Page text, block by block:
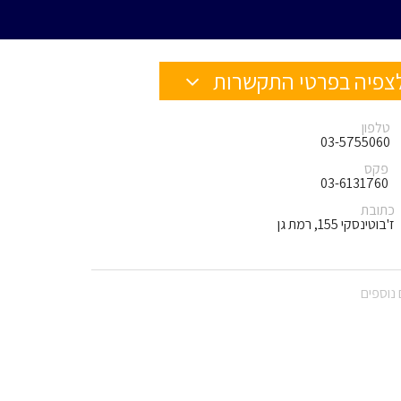
בפרטי התקשרות
טלפון
03-5755060
פקס
03-6131760
כתובת
ז'בוטינסקי 155, רמת גן